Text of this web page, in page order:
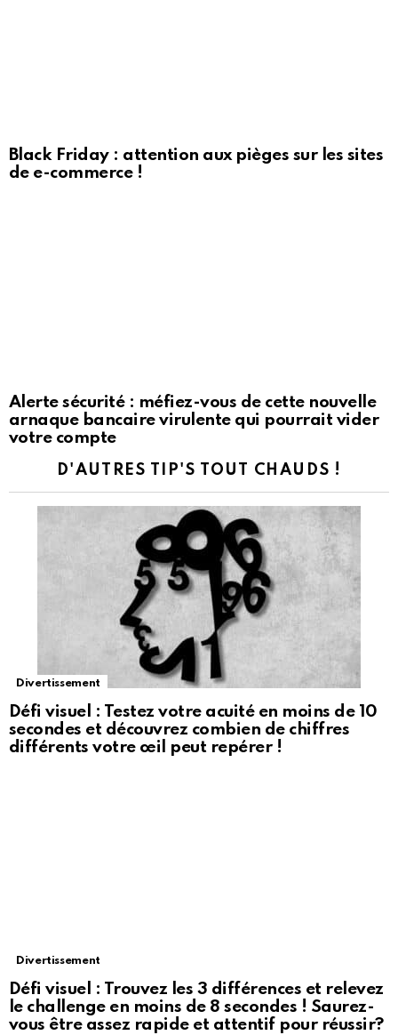
Black Friday : attention aux pièges sur les sites
de e-commerce !
Alerte sécurité : méfiez-vous de cette nouvelle
arnaque bancaire virulente qui pourrait vider
votre compte
D'AUTRES TIP'S TOUT CHAUDS !
Divertissement
Défi visuel : Testez votre acuité en moins de 10
secondes et découvrez combien de chiffres
différents votre œil peut repérer !
Divertissement
Défi visuel : Trouvez les 3 différences et relevez
le challenge en moins de 8 secondes ! Saurez-
vous être assez rapide et attentif pour réussir?